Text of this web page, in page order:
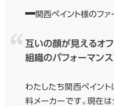
関西ペイント様のファ
互いの顔が見えるオフ
組織のパフォーマンス
わたしたち関西ペイン
料メーカーです。現在